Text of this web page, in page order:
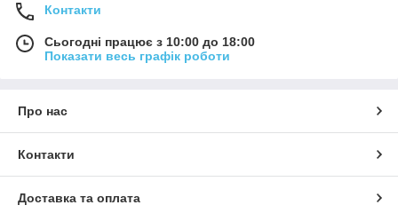
Контакти
Сьогодні працює з 10:00 до 18:00
Показати весь графік роботи
Про нас
Контакти
Доставка та оплата